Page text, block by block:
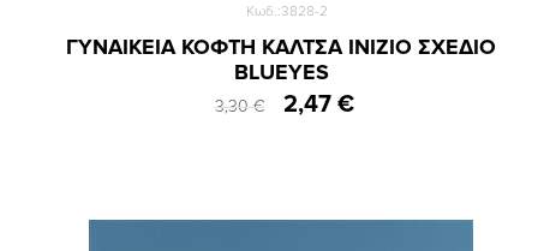
Κωδ.:3828-2
ΓΥΝΑΙΚΕΙΑ ΚΟΦΤΗ ΚΑΛΤΣΑ INIZIO ΣΧΕΔΙΟ
BLUEYES
3,30 € 2,47 €